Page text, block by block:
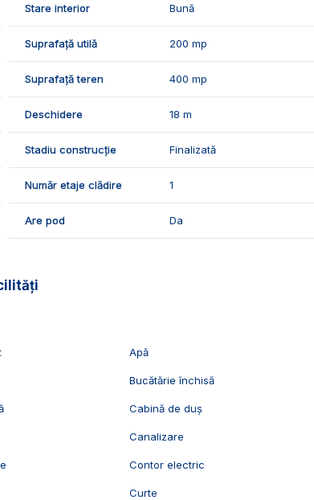
de buna calitate:
au nevoie de o locuinta pentru angajati, sau
Stare interior Bună
Suprafață utilă 200 mp
Suprafață teren 400 mp
Deschidere 18 m
Stadiu construcție Finalizată
Număr etaje clădire 1
Are pod Da
Apă
Bucătărie închisă
Cabină de duș
Canalizare
Contor electric
Curte